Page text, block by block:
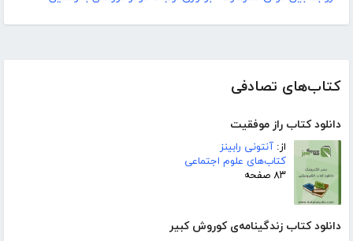
کتاب‌های تصادفی
دانلود کتاب راز موفقیت
از: آنتونی رابینز
کتاب‌های علوم اجتماعی
۸۳ صفحه
دانلود کتاب زندگینامه‌ی کوروش کبیر